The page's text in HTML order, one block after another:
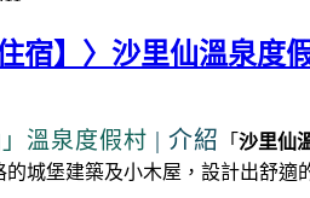
住宿】〉沙里仙溫泉
溫泉度假村 | 介紹 「 沙里仙
城堡建築及小木屋，設計出舒適